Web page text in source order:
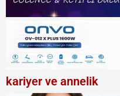
kariyer ve annelik